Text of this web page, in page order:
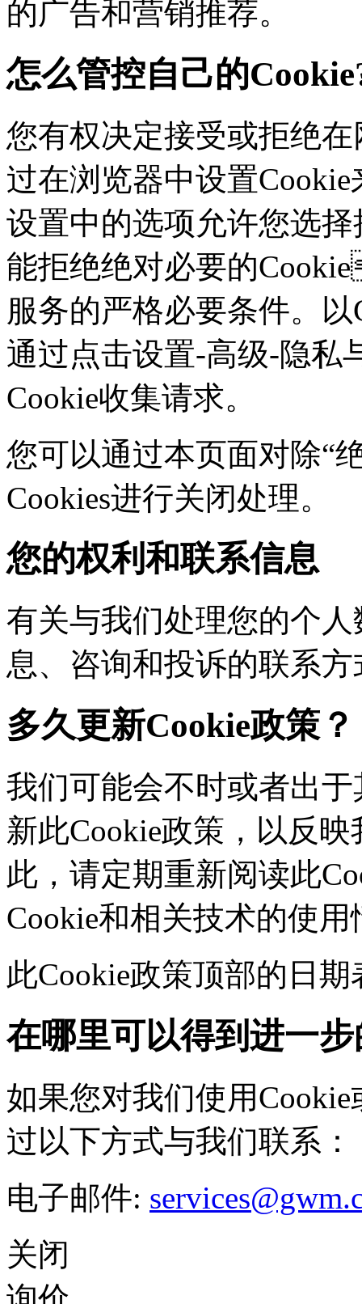
的广告和营销推荐。
怎么管控自己的
您有权决定接受或拒绝
过在浏览器中设置
设置中的选项允许您选
能拒绝绝对必要的
服务的严格必要条件。以
通过点击设置-高级-隐私
Cookie收集请求。
您可以通过本页面对除“
Cookies进行关闭处理。
您的权利和联系信息
有关与我们处理您的个
息、咨询和投诉的联系
多久更新Cookie政策？
我们可能会不时或者出于
新此Cookie政策，以
此，请定期重新阅读此
Cookie和相关技术的使用
此Cookie政策顶部的日
在哪里可以得到进一
如果您对我们使用Cookie
过以下方式与我们联系：
电子邮件:
关闭